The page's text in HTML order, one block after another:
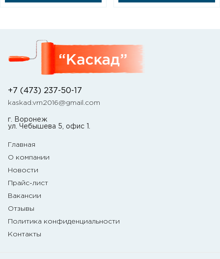
+7 (473) 237-50-17
kaskad.vrn2016@gmail.com
г. Воронеж
ул. Чебышева 5, офис 1.
Главная
О компании
Новости
Прайс-лист
Вакансии
Отзывы
Политика конфиденциальности
Контакты